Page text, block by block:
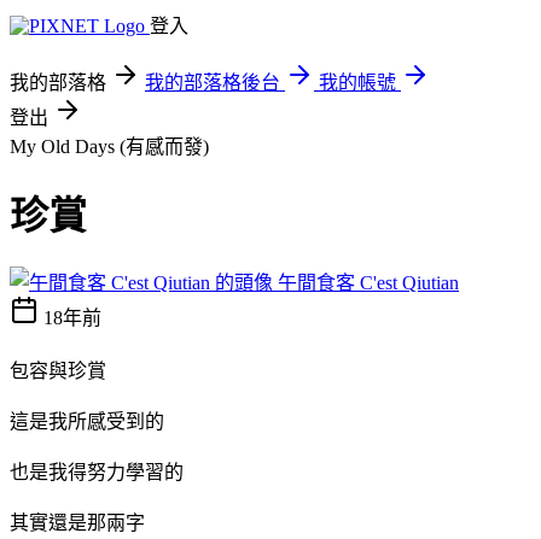
登入
我的部落格 我的部落格後台
我的帳號
登出
My Old Days (有感而發)
珍賞
午間食客 C'est Qiutian
18年前
包容與珍賞
這是我所感受到的
也是我得努力學習的
其實還是那兩字